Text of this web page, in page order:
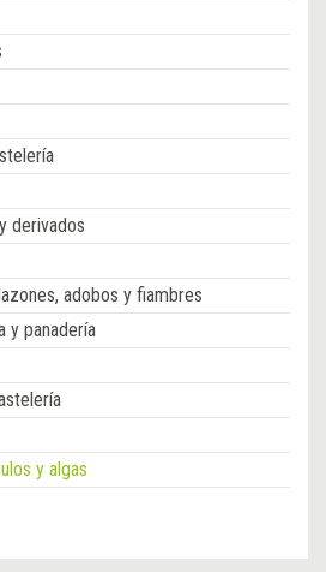
derivados
adobos y fiambres
y panadería
y algas